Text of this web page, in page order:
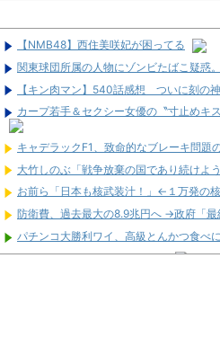
【NMB48】西住美咲妃が困ってる
関東球団所属の人物にゾンビたばこ疑惑
【キン肉マン】540話感想 ついに刻の
カープ若手＆セクシー女優の〝寸止めキ
キャデラックF1、致命的なブレーキ問題
大竹しのぶ「戦争放棄の国であり続けよ
お前ら「日本も核武装汁！」←１万発の
防衛費、過去最大の8.9兆円へ →政府「最
パチンコ大勝利ワイ、高級とんかつ食べ
パチ屋無くせば犯罪減るのにね